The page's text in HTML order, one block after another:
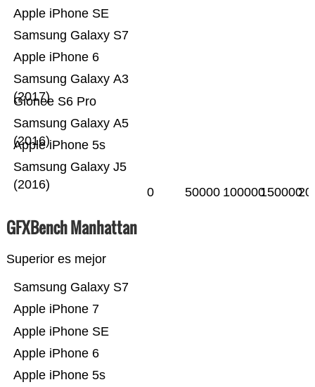
Samsung Galaxy J5
(2016)
Apple iPhone 5s
Samsung Galaxy A5
(2016)
Gionee S6 Pro
Samsung Galaxy A3
(2017)
Apple iPhone 6
Samsung Galaxy S7
Apple iPhone SE
0 50000 100000150000
GFXBench Manhattan
Superior es mejor
Apple iPhone 5s
Apple iPhone 6
Apple iPhone SE
Apple iPhone 7
Samsung Galaxy S7